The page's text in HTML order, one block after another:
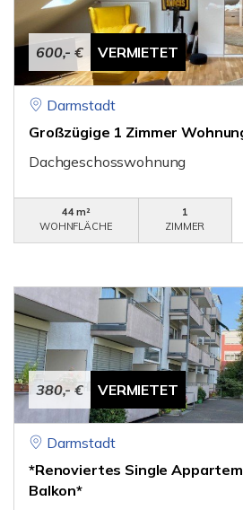
600,- € VERMIETET
Darmstadt
Großzügige 1 Zimmer
Dachgeschosswohnung
44 m²
WOHNFLÄCHE
1
ZIMMER
380,- € VERMIETET
Darmstadt
*Renoviertes Single
Balkon*